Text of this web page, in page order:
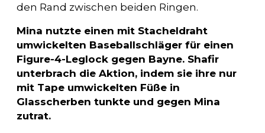
den Rand zwischen beiden Ringen.
Mina nutzte einen mit Stacheldraht
umwickelten Baseballschläger für einen
Figure-4-Leglock gegen Bayne. Shafir
unterbrach die Aktion, indem sie ihre nur
mit Tape umwickelten Füße in
Glasscherben tunkte und gegen Mina
zutrat.